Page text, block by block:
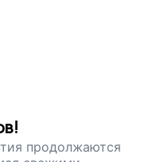
продолжаются